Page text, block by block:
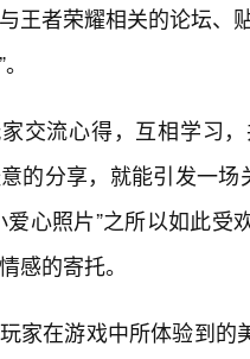
王者荣耀相关的论坛、
交流心得，互相学习
的分享，就能引发一
爱心照片”之所以如此
感的寄托。
家在游戏中所体验到